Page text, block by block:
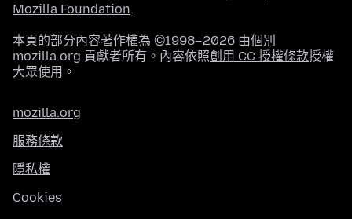
Mozilla Foundation.
本頁的部分內容著作權為 ©1998–2026 由個別
mozilla.org 貢獻者所有。內容依照創用 CC 授權條款授權
大眾使用。
mozilla.org
服務條款
隱私權
Cookies